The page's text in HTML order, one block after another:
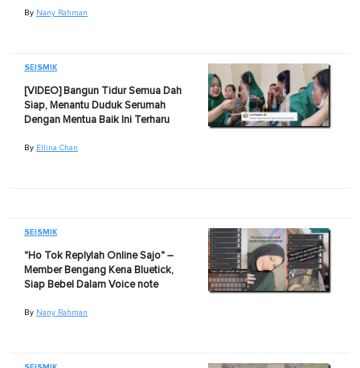
By Nany Rahman
SEISMIK
[VIDEO] Bangun Tidur Semua Dah
Siap, Menantu Duduk Serumah
Dengan Mentua Baik Ini Terharu
By Ellina Chan
SEISMIK
"Ho Tok Replylah Online Sajo" –
Member Bengang Kena Bluetick,
Siap Bebel Dalam Voice note
By Nany Rahman